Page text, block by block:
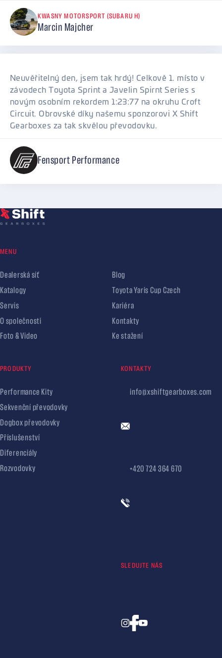
KWASNY MOTORSPORT (SUBARU H)
Marcin Majcher
Neuvěřitelný den, jsem tak hrdý! Celkově 1. místo v
závodech Toyota Sprint a Javelin Spirnt Series s
novým osobním rekordem 1:23:77 na okruhu Croft
Circuit. Obrovské díky našemu sponzorovi X Shift
Gearboxes za tak skvělou převodovku.
Fensport Performance
MENU
Dealerská síť
Katalogy
Servis
O společnosti
Foto & Video
Blog
Toyota Yaris Cup Czech
Kariéra
Kontakty
Ke stažení
PRODUKTY
Performance Kity
Sekvenční převodovky
Dogbox převodovky
Příslušenství
Diferenciály
Rozvodovky
KONTAKTY
info@xshiftgearboxes.com
+420 724 364 670
SLEDUJTE NÁS